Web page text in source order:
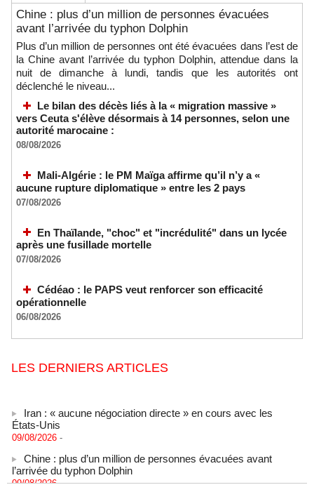
Chine : plus d’un million de personnes évacuées
avant l’arrivée du typhon Dolphin
Plus d’un million de personnes ont été évacuées dans l’est de
la Chine avant l’arrivée du typhon Dolphin, attendue dans la
nuit de dimanche à lundi, tandis que les autorités ont
déclenché le niveau...
Le bilan des décès liés à la « migration massive »
vers Ceuta s'élève désormais à 14 personnes, selon une
autorité marocaine :
08/08/2026
Mali-Algérie : le PM Maïga affirme qu’il n’y a «
aucune rupture diplomatique » entre les 2 pays
07/08/2026
En Thaïlande, "choc" et "incrédulité" dans un lycée
après une fusillade mortelle
07/08/2026
Cédéao : le PAPS veut renforcer son efficacité
opérationnelle
06/08/2026
LES DERNIERS ARTICLES
États-Unis
09/08/2026
l’arrivée du typhon Dolphin
09/08/2026 -